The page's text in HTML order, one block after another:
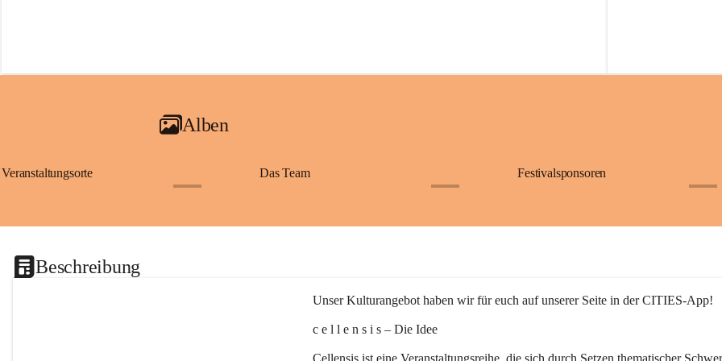
Alben
Veranstaltungsorte Das Team Festivalsponsoren
Beschreibung
Unser Kulturangebot haben wir für euch auf unserer Seite in der CITIES-App!
c e l l e n s i s – Die Idee
Cellensis ist eine Veranstaltungsreihe, die sich durch Setzen thematischer